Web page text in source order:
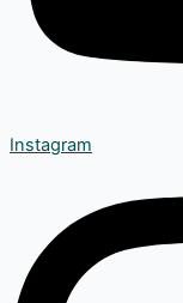
Instagram